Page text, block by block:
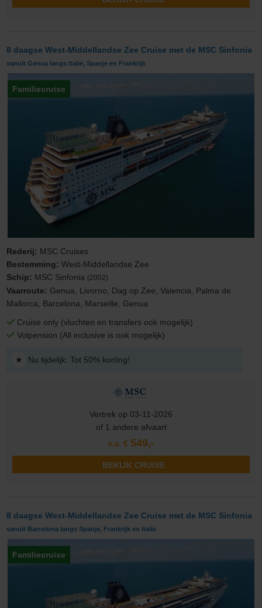
8 daagse West-Middellandse Zee Cruise met de MSC Sinfonia
vanuit Genua langs Italië, Spanje en Frankrijk
Familiecruise
Rederij: MSC Cruises
Bestemming:West-Middellandse Zee
Schip: MSC Sinfonia (2002)
Vaarroute: Genua, Livorno, Dag op Zee, Valencia, Palma de
Mallorca, Barcelona, Marseille, Genua
Cruise only (vluchten en transfers ook mogelijk)
Volpension (All inclusive is ook mogelijk)
★ Nu tijdelijk: Tot 50% korting!
Vertrek op 03-11-2026
of 1 andere afvaart
v.a. € 549,-
BEKIJK CRUISE
8 daagse West-Middellandse Zee Cruise met de MSC Sinfonia
vanuit Barcelona langs Spanje, Frankrijk en Italië
Familiecruise